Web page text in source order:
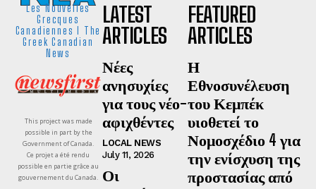
Les Nouvelles
Grecques
Canadiennes I The
Greek Canadian
News
This project was made
possible in part by the
Government of Canada.
Ce projet a été rendu
possible en partie grâce au
gouvernement du Canada.
LATEST
ARTICLES
Νέες
ανησυχίες
για τους νέο-
αφιχθέντες
LOCAL NEWS
July 11, 2026
Οι
FEATURED
ARTICLES
Η
Εθνοσυνέλευση
του Κεμπέκ
υιοθετεί το
Νομοσχέδιο 4 για
την ενίσχυση της
προστασίας από